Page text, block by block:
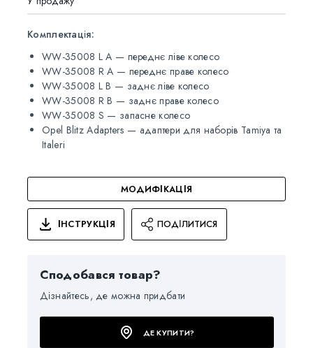
Комплектація:
WW-35008 L A — переднє ліве колесо
WW-35008 R A — переднє праве колесо
WW-35008 L B — заднє ліве колесо
WW-35008 R B — заднє праве колесо
WW-35008 S — запасне колесо
Opel Blitz Adapters — адаптери для наборів Tamiya та
Italeri
МОДИФІКАЦІЯ
ІНСТРУКЦІЯ ПОДІЛИТИСЯ
Сподобався товар?
Дізнайтесь, де можна придбати
ДЕ КУПИТИ?